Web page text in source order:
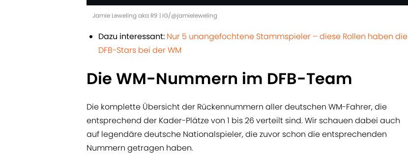
Jamie Leweling aka R9 | IG/@jamieleweling
Dazu interessant: Nur 5 unangefochtene Stammspieler – diese Rollen haben die
DFB-Stars bei der WM
Die WM-Nummern im DFB-Team
Die komplette Übersicht der Rückennummern aller deutschen WM-Fahrer, die
entsprechend der Kader-Plätze von 1 bis 26 verteilt sind. Wir schauen dabei auch
auf legendäre deutsche Nationalspieler, die zuvor schon die entsprechenden
Nummern getragen haben.